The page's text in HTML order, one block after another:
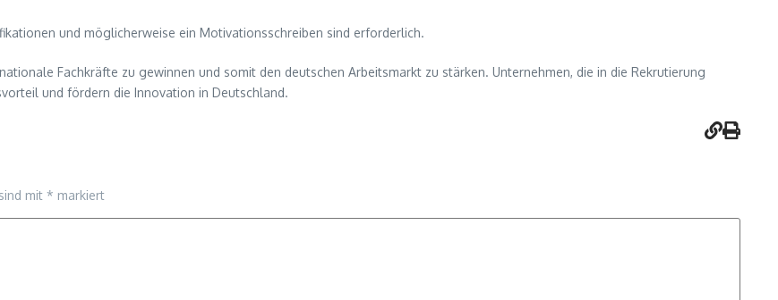
und möglicherweise ein Motivationsschreiben sind erforderlich.
Fachkräfte zu gewinnen und somit den deutschen Arbeitsmarkt zu stärken. Unternehmen, die in die Rekrutierung
und fördern die Innovation in Deutschland.
mit * markiert